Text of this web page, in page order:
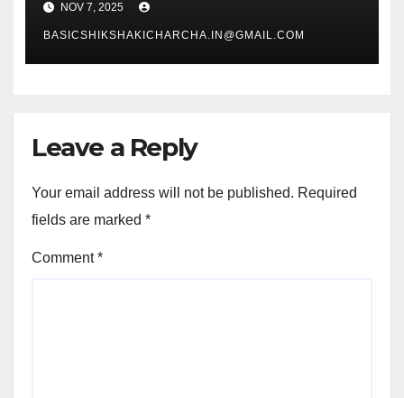
NOV 7, 2025
BASICSHIKSHAKICHARCHA.IN@GMAIL.COM
Leave a Reply
Your email address will not be published. Required
fields are marked *
Comment*